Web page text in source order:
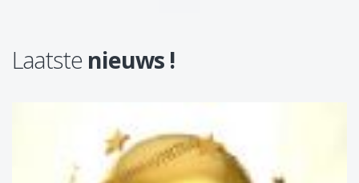
Laatste nieuws !